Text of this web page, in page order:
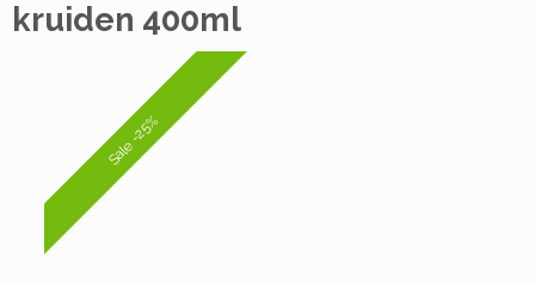
kruiden 400ml
Sale -25%